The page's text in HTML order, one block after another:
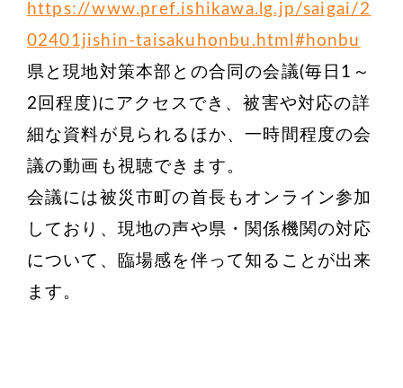
https://www.pref.ishikawa.lg.jp/saigai/2
02401jishin-taisakuhonbu.html#honbu
県と現地対策本部との合同の会議(毎日1～
2回程度)にアクセスでき、被害や対応の詳
細な資料が見られるほか、一時間程度の会
議の動画も視聴できます。
会議には被災市町の首長もオンライン参加
しており、現地の声や県・関係機関の対応
について、臨場感を伴って知ることが出来
ます。